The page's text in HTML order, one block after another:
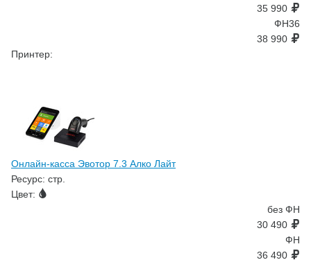
35 990
ФН36
38 990
Принтер:
Онлайн-касса Эвотор 7.3 Алко Лайт
Ресурс: стр.
Цвет:
без ФН
30 490
ФН
36 490